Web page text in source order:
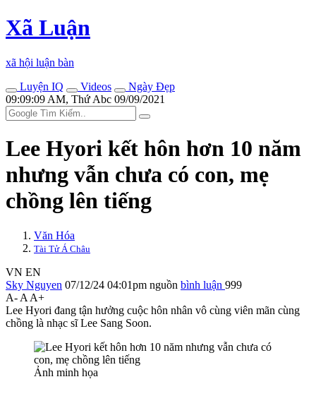
Xã Luận
xã hội luận bàn
Luyện IQ
Videos
Ngày Đẹp
09:09:09 AM, Thứ Abc 09/09/2021
Lee Hyori kết hôn hơn 10 năm
nhưng vẫn chưa có con, mẹ
chồng lên tiếng
Văn Hóa
Tài Tử Á Châu
VN EN
Sky Nguyen 07/12/24 04:01pm nguồn bình luận 999
A- A A+
Lee Hyori đang tận hưởng cuộc hôn nhân vô cùng viên mãn cùng
chồng là nhạc sĩ Lee Sang Soon.
Ảnh minh họa